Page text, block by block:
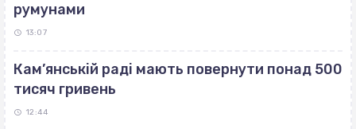
румунами
13:07
Кам’янській раді мають повернути понад 500
тисяч гривень
12:44